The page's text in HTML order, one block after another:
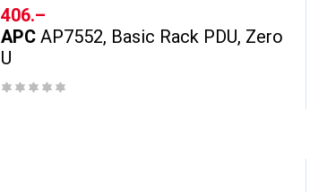
CHF
406.–
APC AP7552, Basic Rack PDU, Zero
U